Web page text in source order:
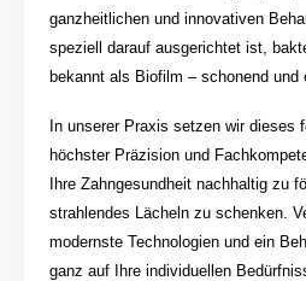
ganzheitlichen und innovativen
speziell darauf ausgerichtet ist,
bekannt als Biofilm – schonend und
In unserer Praxis setzen wir dieses
höchster Präzision und
Ihre Zahngesundheit nachhaltig zu
strahlendes Lächeln zu schenken.
modernste Technologien und ein
ganz auf Ihre individuellen